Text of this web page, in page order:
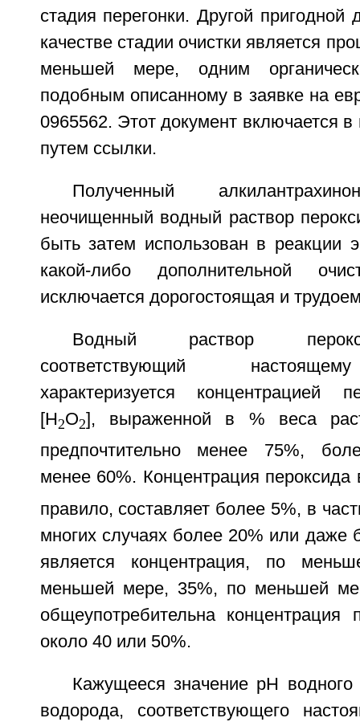
стадия перегонки. Другой пригодной
качестве стадии очистки является
меньшей мере, одним
подобным описанному в заявке на
0965562. Этот документ включается
путем ссылки.
Полученный
неочищенный водный раствор
быть затем использован в реакции
какой-либо дополнительной
исключается дорогостоящая и
Водный раствор
соответствующий
характеризуется концентрацией
[Н2О2], выраженной в % веса
предпочтительно менее 75%,
менее 60%. Концентрация
правило, составляет более 5%, в
многих случаях более 20% или
является концентрация, по
меньшей мере, 35%, по меньшей
общеупотребительна концентрация
около 40 или 50%.
Кажущееся значение рН водного
водорода, соответствующего